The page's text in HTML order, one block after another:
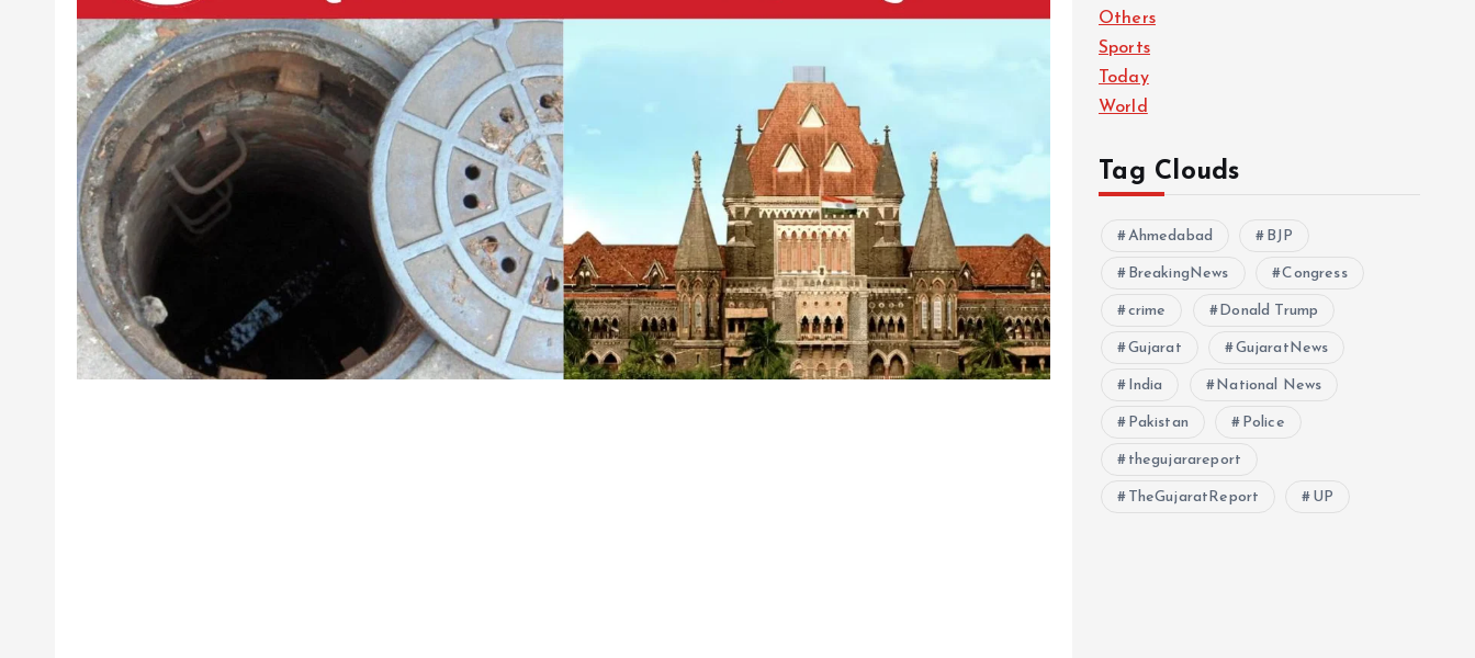
Others
Sports
Today
World
Tag Clouds
Ahmedabad BJP
BreakingNews Congress
crime Donald Trump
Gujarat GujaratNews
India National News
Pakistan Police
thegujarareport
TheGujaratReport UP